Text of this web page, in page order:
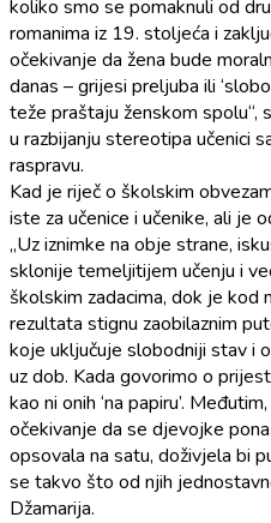
koliko smo se pomaknuli od
romanima iz 19. stoljeća i
očekivanje da žena bude
danas – grijesi preljuba ili
teže praštaju ženskom spolu“,
u razbijanju stereotipa učenici
raspravu.
Kad je riječ o školskim
iste za učenice i učenike, ali je
„Uz iznimke na obje strane,
sklonije temeljitijem učenju i
školskim zadacima, dok je kod
rezultata stignu zaobilaznim
koje uključuje slobodniji stav i
uz dob. Kada govorimo o
kao ni onih ‘na papiru’.
očekivanje da se djevojke
opsovala na satu, doživjela bi
se takvo što od njih
Džamarija.